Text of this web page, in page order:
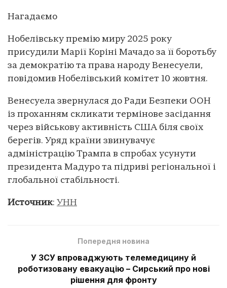
Нагадаємо
Нобелівську премію миру 2025 року
присудили Марії Коріні Мачадо за її боротьбу
за демократію та права народу Венесуели,
повідомив Нобелівський комітет 10 жовтня.
Венесуела звернулася до Ради Безпеки ООН
із проханням скликати термінове засідання
через військову активність США біля своїх
берегів. Уряд країни звинувачує
адміністрацію Трампа в спробах усунути
президента Мадуро та підриві регіональної і
глобальної стабільності.
Источник: УНН
Попередня новина
У ЗСУ впроваджують телемедицину й
роботизовану евакуацію – Сирський про нові
рішення для фронту